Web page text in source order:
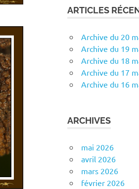
ARTICLES
Archive du 20
Archive du 19
Archive du 18
Archive du 17
Archive du 16
ARCHIVES
mai 2026
avril 2026
mars 2026
février 2026